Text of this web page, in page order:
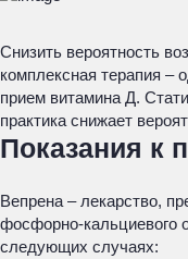
Снизить вероятность
комплексная терапия –
прием витамина Д.
практика снижает
Показания к
Вепрена – лекарство,
фосфорно-кальциевого
следующих случаях: